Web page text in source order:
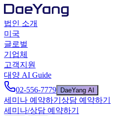
법인 소개
미국
글로벌
기업체
고객지원
대양 AI Guide
02-556-7779
DaeYang AI
세미나 예약하기 상담 예약하기
세미나/상담 예약하기